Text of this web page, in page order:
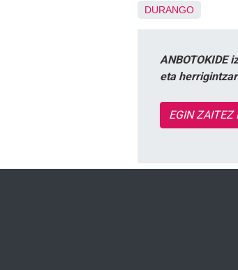
DURANGO
ANBOTOKIDE
eta
EGIN ZAITEZ